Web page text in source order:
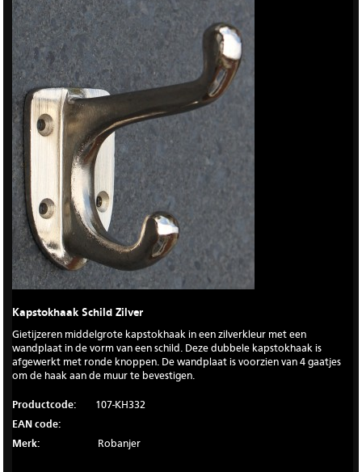
Kapstokhaak Schild Zilver
Gietijzeren middelgrote kapstokhaak in een zilverkleur met een
wandplaat in de vorm van een schild. Deze dubbele kapstokhaak is
afgewerkt met ronde knoppen. De wandplaat is voorzien van 4 gaatjes
om de haak aan de muur te bevestigen.
Productcode:
107-KH332
EAN code:
Merk:
Robanjer